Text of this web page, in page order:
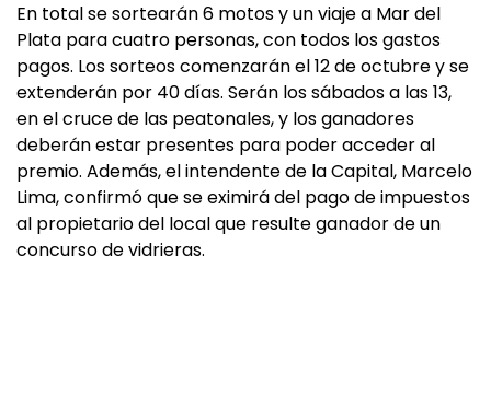
En total se sortearán 6 motos y un viaje a Mar del
Plata para cuatro personas, con todos los gastos
pagos. Los sorteos comenzarán el 12 de octubre y se
extenderán por 40 días. Serán los sábados a las 13,
en el cruce de las peatonales, y los ganadores
deberán estar presentes para poder acceder al
premio. Además, el intendente de la Capital, Marcelo
Lima, confirmó que se eximirá del pago de impuestos
al propietario del local que resulte ganador de un
concurso de vidrieras.